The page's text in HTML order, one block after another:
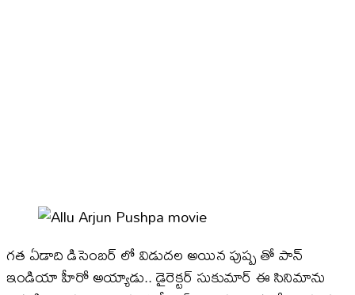
గత ఏడాది డిసెంబర్ లో విడుదల అయిన పుష్ప తో పాన్
ఇండియా హీరో అయ్యాడు.. డైరెక్టర్ సుకుమార్ ఈ సినిమాను